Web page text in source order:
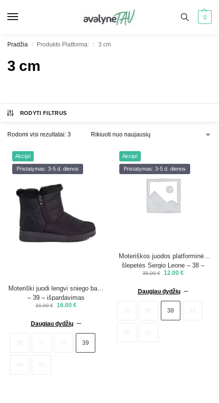
0
Pradžia / Produkto Platforma: / 3 cm
3 cm
RODYTI FILTRUS
Rodomi visi rezultatai: 3
Akcija!
Pristatymas: 3-5 d. dienos
Moteriški juodi lengvi sniego batai
– 39 – išpardavimas
31.00€ 16.00 €
Daugiau dydžių
39
Akcija!
Pristatymas: 3-5 d. dienos
Moteriškos juodos platforminės
šlepetės Sergio Leone – 38 –
išpardavimas
35.00€ 12.00 €
Daugiau dydžių
38